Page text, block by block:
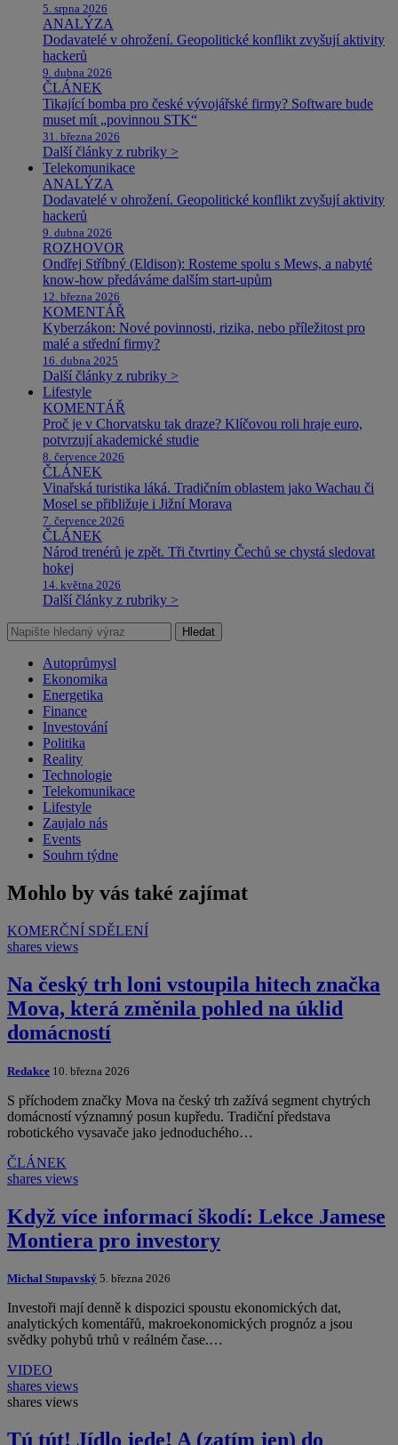
5. srpna 2026
ANALÝZA
Dodavatelé v ohrožení. Geopolitické konflikt zvyšují aktivity
hackerů
9. dubna 2026
ČLÁNEK
Tikající bomba pro české vývojářské firmy? Software bude
muset mít „povinnou STK“
31. března 2026
Další články z rubriky >
Telekomunikace
ANALÝZA
Dodavatelé v ohrožení. Geopolitické konflikt zvyšují aktivity
hackerů
9. dubna 2026
ROZHOVOR
Ondřej Stříbný (Eldison): Rosteme spolu s Mews, a nabyté
know-how předáváme dalším start-upům
12. března 2026
KOMENTÁŘ
Kyberzákon: Nové povinnosti, rizika, nebo příležitost pro
malé a střední firmy?
16. dubna 2025
Další články z rubriky >
Lifestyle
KOMENTÁŘ
Proč je v Chorvatsku tak draze? Klíčovou roli hraje euro,
potvrzují akademické studie
8. července 2026
ČLÁNEK
Vinařská turistika láká. Tradičním oblastem jako Wachau či
Mosel se přibližuje i Jižní Morava
7. července 2026
ČLÁNEK
Národ trenérů je zpět. Tři čtvrtiny Čechů se chystá sledovat
hokej
14. května 2026
Další články z rubriky >
Hledat
Autoprůmysl
Ekonomika
Energetika
Finance
Investování
Politika
Reality
Technologie
Telekomunikace
Lifestyle
Zaujalo nás
Events
Souhrn týdne
Mohlo by vás také zajímat
KOMERČNÍ SDĚLENÍ
shares views
Na český trh loni vstoupila hitech značka
Mova, která změnila pohled na úklid
domácností
Redakce 10. března 2026
S příchodem značky Mova na český trh zažívá segment chytrých
domácností významný posun kupředu. Tradiční představa
robotického vysavače jako jednoduchého…
ČLÁNEK
shares views
Když více informací škodí: Lekce Jamese
Montiera pro investory
Michal Stupavský 5. března 2026
Investoři mají denně k dispozici spoustu ekonomických dat,
analytických komentářů, makroekonomických prognóz a jsou
svědky pohybů trhů v reálném čase.…
VIDEO
shares views
shares views
Tú tút! Jídlo jede! A (zatím jen) do